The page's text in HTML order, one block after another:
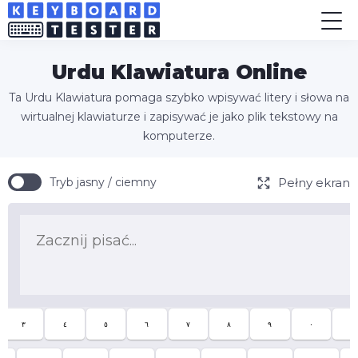
Urdu Klawiatura Online
Ta Urdu Klawiatura pomaga szybko wpisywać litery i słowa na
wirtualnej klawiaturze i zapisywać je jako plik tekstowy na
komputerze.
Tryb jasny / ciemny Pełny ekran
٣ ٤ ٥ ٦ ٧ ٨ ٩ ٠